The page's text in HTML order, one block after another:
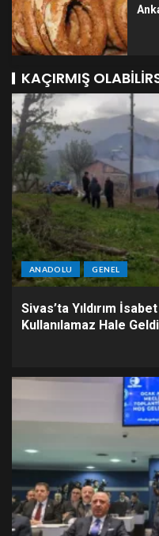
KAÇIRMIŞ
ANADOLU GENEL
Sivas’ta Yıldırım
Kullanılamaz Hale Geldi